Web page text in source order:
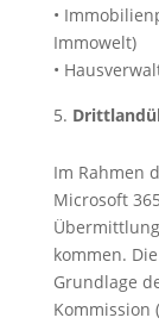
•
Immowelt)
•
Im Rahmen
Microsoft
kommen.
Grundlage
Kommission